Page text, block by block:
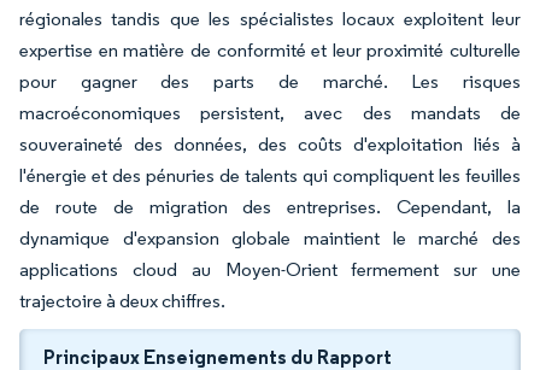
régionales tandis que les spécialistes locaux exploitent leur
expertise en matière de conformité et leur proximité culturelle
pour gagner des parts de marché. Les risques
macroéconomiques persistent, avec des mandats de
souveraineté des données, des coûts d'exploitation liés à
l'énergie et des pénuries de talents qui compliquent les feuilles
de route de migration des entreprises. Cependant, la
dynamique d'expansion globale maintient le marché des
applications cloud au Moyen-Orient fermement sur une
trajectoire à deux chiffres.
Principaux Enseignements du Rapport